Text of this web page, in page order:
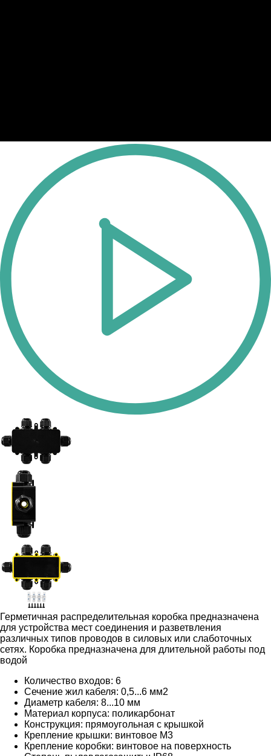
Герметичная распределительная коробка предназначена
для устройства мест соединения и разветвления
различных типов проводов в силовых или слаботочных
сетях. Коробка предназначена для длительной работы под
водой
Количество входов: 6
Сечение жил кабеля: 0,5...6 мм2
Диаметр кабеля: 8...10 мм
Материал корпуса: поликарбонат
Конструкция: прямоугольная с крышкой
Крепление крышки: винтовое М3
Крепление коробки: винтовое на поверхность